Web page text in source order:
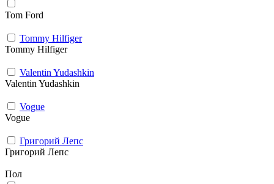
Tom Ford
Tommy Hilfiger
Tommy Hilfiger
Valentin Yudashkin
Valentin Yudashkin
Vogue
Vogue
Григорий Лепс
Григорий Лепс
Пол